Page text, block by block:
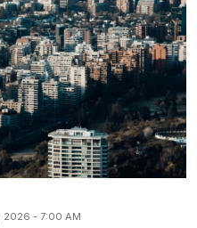
2026 - 7:00 AM